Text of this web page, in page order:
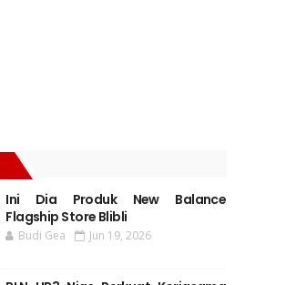
Ini Dia Produk New Balance
Flagship Store Blibli
Budi Gea Jun 19, 2026